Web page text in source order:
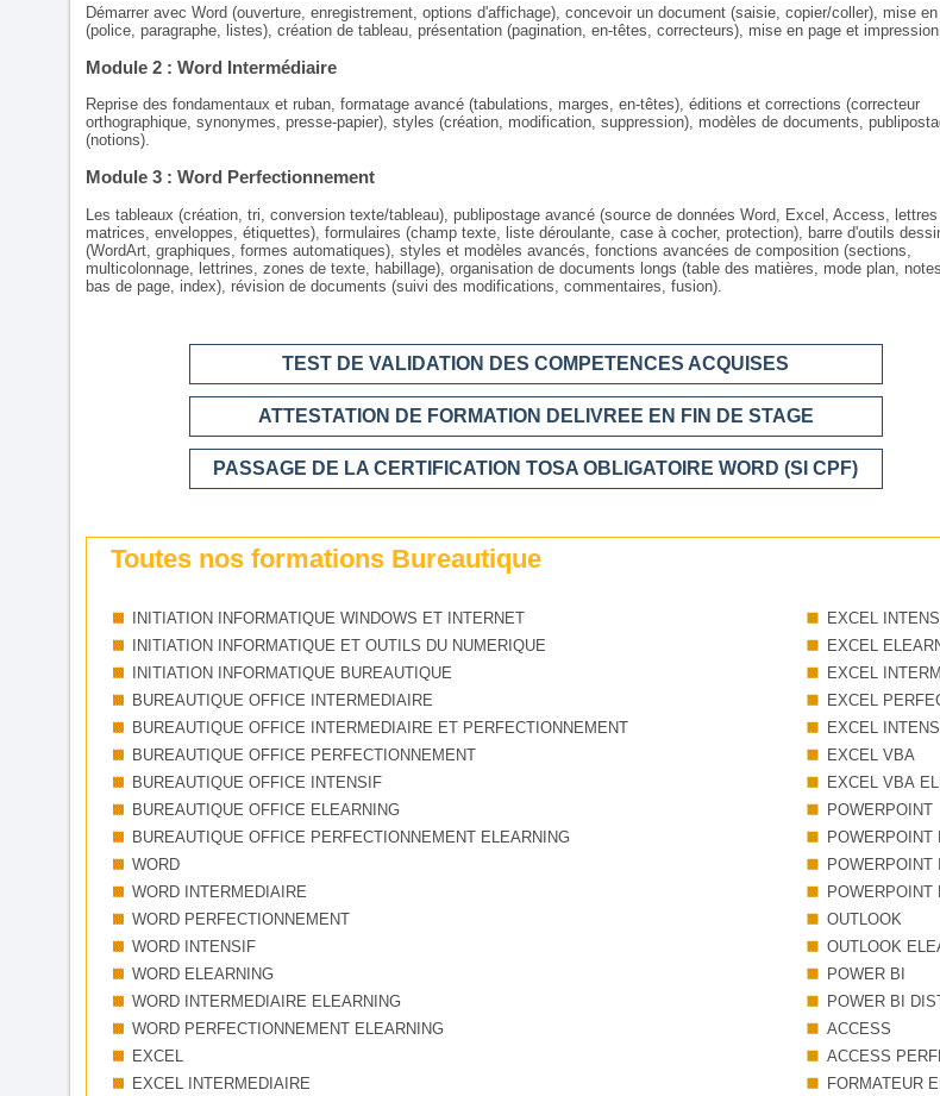
Démarrer avec Word (ouverture, enregistrement, options d'affichage), concevoir un document (saisie, copier/coller), mise
(police, paragraphe, listes), création de tableau, présentation (pagination, en-têtes, correcteurs), mise en page et impression.
Module 2 : Word Intermédiaire
Reprise des fondamentaux et ruban, formatage avancé (tabulations, marges, en-têtes), éditions et corrections (correcteur
orthographique, synonymes, presse-papier), styles (création, modification, suppression), modèles de documents,
(notions).
Module 3 : Word Perfectionnement
Les tableaux (création, tri, conversion texte/tableau), publipostage avancé (source de données Word, Excel, Access, lettres
matrices, enveloppes, étiquettes), formulaires (champ texte, liste déroulante, case à cocher, protection), barre d'outils
(WordArt, graphiques, formes automatiques), styles et modèles avancés, fonctions avancées de composition (sections,
multicolonnage, lettrines, zones de texte, habillage), organisation de documents longs (table des matières, mode plan,
bas de page, index), révision de documents (suivi des modifications, commentaires, fusion).
TEST DE VALIDATION DES COMPETENCES ACQUISES
ATTESTATION DE FORMATION DELIVREE EN FIN DE STAGE
PASSAGE DE LA CERTIFICATION TOSA OBLIGATOIRE WORD (SI CPF)
Toutes nos formations Bureautique
INITIATION INFORMATIQUE WINDOWS ET INTERNET
INITIATION INFORMATIQUE ET OUTILS DU NUMERIQUE
INITIATION INFORMATIQUE BUREAUTIQUE
BUREAUTIQUE OFFICE INTERMEDIAIRE
BUREAUTIQUE OFFICE INTERMEDIAIRE ET PERFECTIONNEMENT
BUREAUTIQUE OFFICE PERFECTIONNEMENT
BUREAUTIQUE OFFICE INTENSIF
BUREAUTIQUE OFFICE ELEARNING
BUREAUTIQUE OFFICE PERFECTIONNEMENT ELEARNING
WORD
WORD INTERMEDIAIRE
WORD PERFECTIONNEMENT
WORD INTENSIF
WORD ELEARNING
WORD INTERMEDIAIRE ELEARNING
WORD PERFECTIONNEMENT ELEARNING
EXCEL
EXCEL INTERMEDIAIRE
EXCEL
EXCEL
EXCEL
EXCEL
EXCEL
EXCEL VBA
EXCEL VBA
POWERPOINT
POWERPOINT
POWERPOINT
POWERPOINT
OUTLOOK
OUTLOOK
POWER BI
POWER BI
ACCESS
ACCESS
FORMATEUR